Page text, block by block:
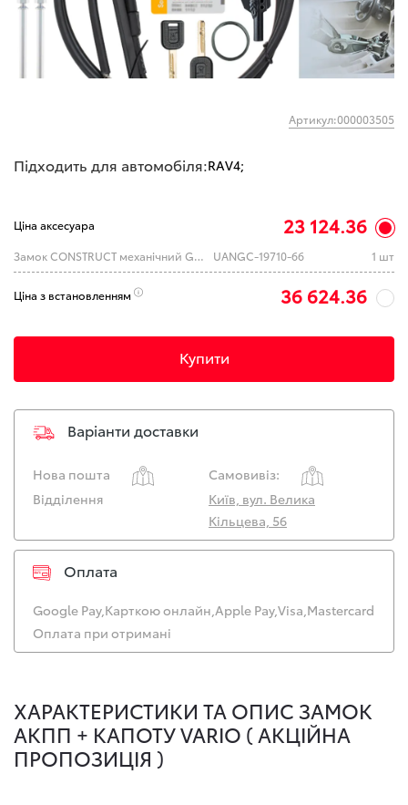
Артикул:000003505
Підходить для автомобіля:RAV4;
Ціна аксесуара 23 124.36
Замок CONSTRUCT механічний GEAR+HL-actual VARIO 1971-066 TOYOTA Rav4 A 2KEY 2019--- UANGC-19710-66 1 шт
Ціна з встановленням 36 624.36
Купити
Варіанти доставки
Нова пошта
Самовивіз:
Відділення
Київ, вул. Велика
Кільцева, 56
Оплата
Google Pay,Карткою онлайн,Apple Pay,Visa,Mastercard
Оплата при отримані
ХАРАКТЕРИСТИКИ ТА ОПИС ЗАМОК
АКПП + КАПОТУ VARIO ( АКЦІЙНА
ПРОПОЗИЦІЯ )